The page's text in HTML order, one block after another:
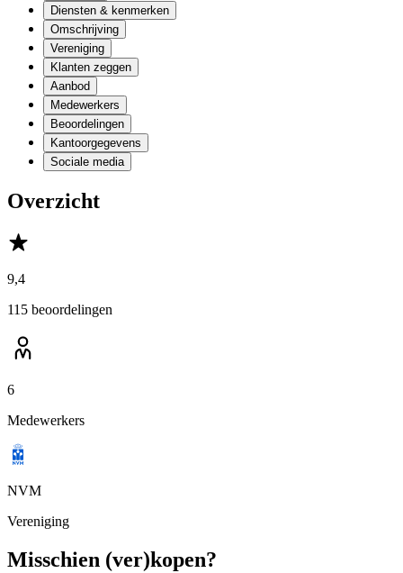
Diensten & kenmerken
Omschrijving
Vereniging
Klanten zeggen
Aanbod
Medewerkers
Beoordelingen
Kantoorgegevens
Sociale media
Overzicht
9,4
115 beoordelingen
6
Medewerkers
NVM
Vereniging
Misschien (ver)kopen?